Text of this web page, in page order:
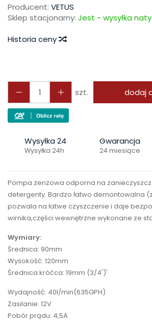
Producent: VETUS
Sklep stacjonarny: Jest - wysyłka
Historia ceny
szt. dodaj
Wysyłka 24
Wysyłka 24h
Gwarancja
24 miesiące
Pompa zenzowa odporna na
detergenty. Bardzo łatwo demontowalna
pozwala na łatwe czyszczenie i daje
wirnika,części wewnętrzne wykonane ze
Wymiary:
Średnica: 90mm
Wysokość: 120mm
Średnica króćca: 19mm (3/4')'
Wydajność: 40l/min(635GPH)
Zasilanie: 12V
Pobór prądu: 4,5A